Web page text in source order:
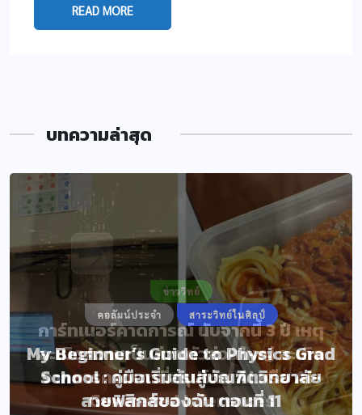
READ MORE
บทความล่าสุด
ข่าววิทย์
การ์ทเนอร์คาดการณ์ นับจากนี้ 3 ปี เหตุ
ละเมิดความเป็นส่วนตัวส่วนใหญ่ จะเกิด
จากการคาดเดาที่สรุปโดย AI หรือ AI-
Generated Inferences
คอลัมน์ประจำ สาระวิทย์ในศิลป์
My Beginner’s Guide to Physics Grad
School : คู่มือเริ่มต้นสู่บัณฑิตวิทยาลัย
สายฟิสิกส์ของฉัน ตอนที่ 11